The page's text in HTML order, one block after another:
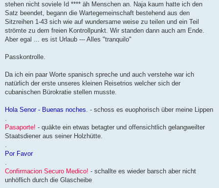
stehen nicht soviele Id **** äh Menschen an. Naja kaum hatte ich den
Satz beendet, begann die Wartegemeinschaft bestehend aus den
Sitzreihen 1-43 sich wie auf wundersame weise zu teilen und ein Teil
strömte zu dem freien Kontrollpunkt. Wir standen dann auch am Ende.
Aber egal ... es ist Urlaub --- Alles "tranquilo"
Passkontrolle.
Da ich ein paar Worte spanisch spreche und auch verstehe war ich
natürlich der erste unseres kleinen Reisetrios welcher sich der
cubanischen Bürokratie stellen musste.
Hola Senor - Buenas noches. - schoss es euophorisch über meine Lippen
.
Pasaporte! - quäkte ein etwas betagter und offensichtlich gelangweilter
Staatsdiener aus seiner Holzhütte.
.
Por Favor
.
Confirmacion Securo Medico! - schallte es wieder barsch aber nicht
unhöflich durch die Glascheibe